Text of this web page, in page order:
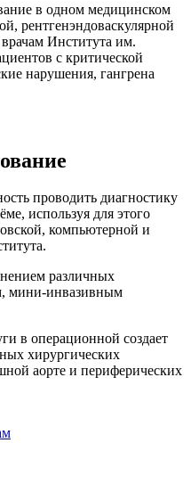
в одном медицинском
рентгенэндоваскулярной
Института им.
с критической
нарушения, гангрена
проводить диагностику
используя для этого
компьютерной и
различных
мини-инвазивным
в операционной создает
хирургических
аорте и периферических